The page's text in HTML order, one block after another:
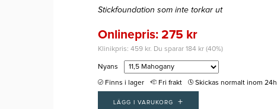
Stickfoundation som inte torkar ut
Onlinepris: 275 kr
Klinikpris: 459 kr. Du sparar 184 kr (40%)
Nyans
Finns i lager Fri frakt Skickas normalt inom 24h
LÄGG I VARUKORG +